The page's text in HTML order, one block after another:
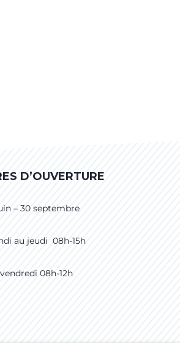
D’OUVERTURE
– 30 septembre
au jeudi 08h-15h
08h-12h